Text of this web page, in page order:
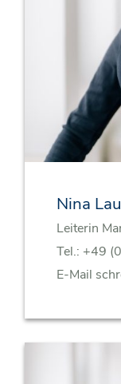
Nina
Leiterin
Tel.: +49
E-Mail